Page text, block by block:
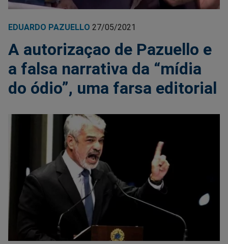
EDUARDO PAZUELLO 27/05/2021
A autorizaçao de Pazuello e
a falsa narrativa da “mídia
do ódio”, uma farsa editorial